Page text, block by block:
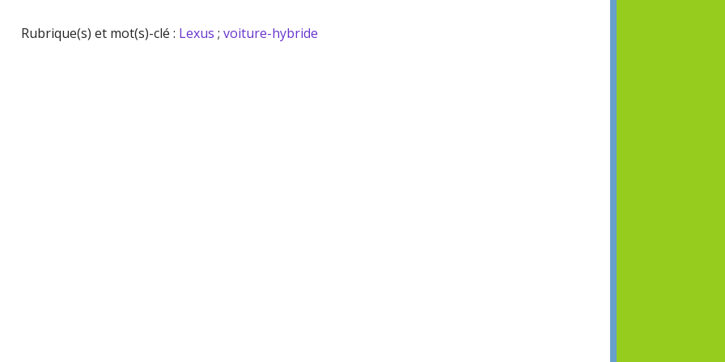
Rubrique(s) et mot(s)-clé : Lexus ;voiture-hybride